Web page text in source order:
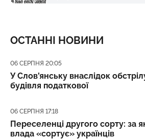
ОСТАННІ НОВИНИ
Дата публікації
06 СЕРПНЯ 20:05
У Слов'янську внаслідок
будівля податкової
Дата публікації
06 СЕРПНЯ 17:18
Переселенці другого сорту: за
влада «сортує» українців